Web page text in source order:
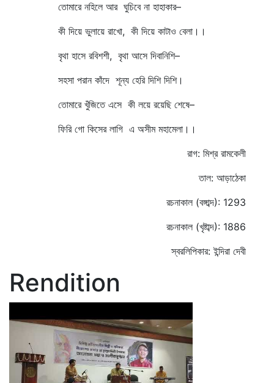
তোমারে নহিলে আর ঘুচিবে না হাহাকার–
কী দিয়ে ভুলায়ে রাখো, কী দিয়ে কাটাও বেলা।।
বৃথা হাসে রবিশশী, বৃথা আসে দিবানিশি–
সহসা পরান কাঁদে শূন্য হেরি দিশি দিশি।
তোমারে খুঁজিতে এসে কী লয়ে রয়েছি শেষে–
ফিরি গো কিসের লাগি এ অসীম মহামেলা।।
রাগ: মিশ্র রামকেলী
তাল: আড়াঠেকা
রচনাকাল (বঙ্গাব্দ): 1293
রচনাকাল (খৃষ্টাব্দ): 1886
স্বরলিপিকার: ইন্দিরা দেবী
Rendition